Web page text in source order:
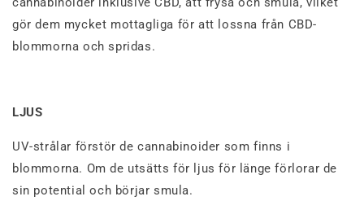
gör dem mycket mottagliga för att lossna från CBD-
blommorna och spridas.
LJUS
UV-strålar förstör de cannabinoider som finns i
blommorna. Om de utsätts för ljus för länge förlorar de
sin potential och börjar smula.